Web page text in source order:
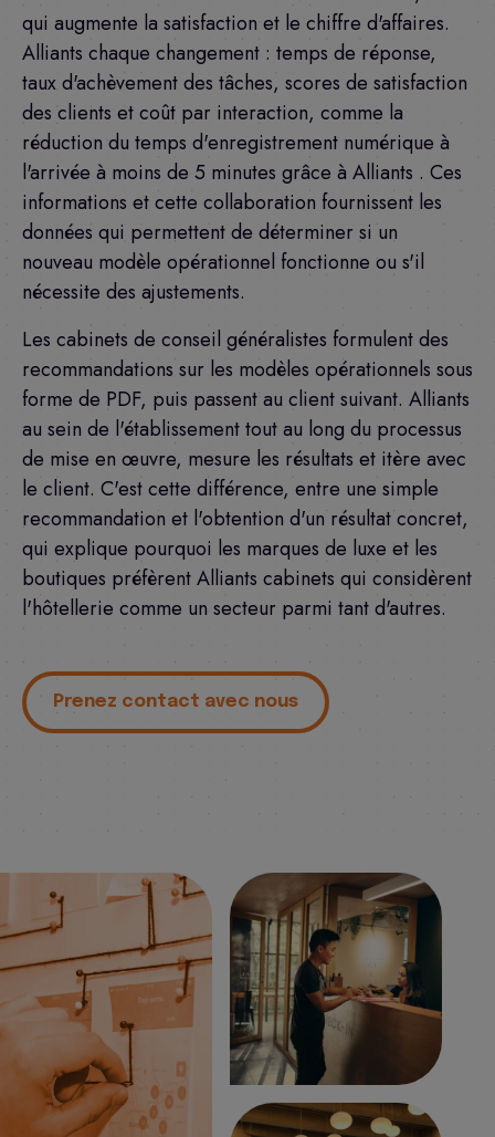
qui augmente la satisfaction et le chiffre d'affaires.
Alliants chaque changement : temps de réponse,
taux d'achèvement des tâches, scores de satisfaction
des clients et coût par interaction, comme la
réduction du temps d'enregistrement numérique à
l'arrivée à moins de 5 minutes grâce à Alliants . Ces
informations et cette collaboration fournissent les
données qui permettent de déterminer si un
nouveau modèle opérationnel fonctionne ou s'il
nécessite des ajustements.
Les cabinets de conseil généralistes formulent des
recommandations sur les modèles opérationnels sous
forme de PDF, puis passent au client suivant. Alliants
au sein de l'établissement tout au long du processus
de mise en œuvre, mesure les résultats et itère avec
le client. C'est cette différence, entre une simple
recommandation et l'obtention d'un résultat concret,
qui explique pourquoi les marques de luxe et les
boutiques préfèrent Alliants cabinets qui considèrent
l'hôtellerie comme un secteur parmi tant d'autres.
Prenez contact avec nous